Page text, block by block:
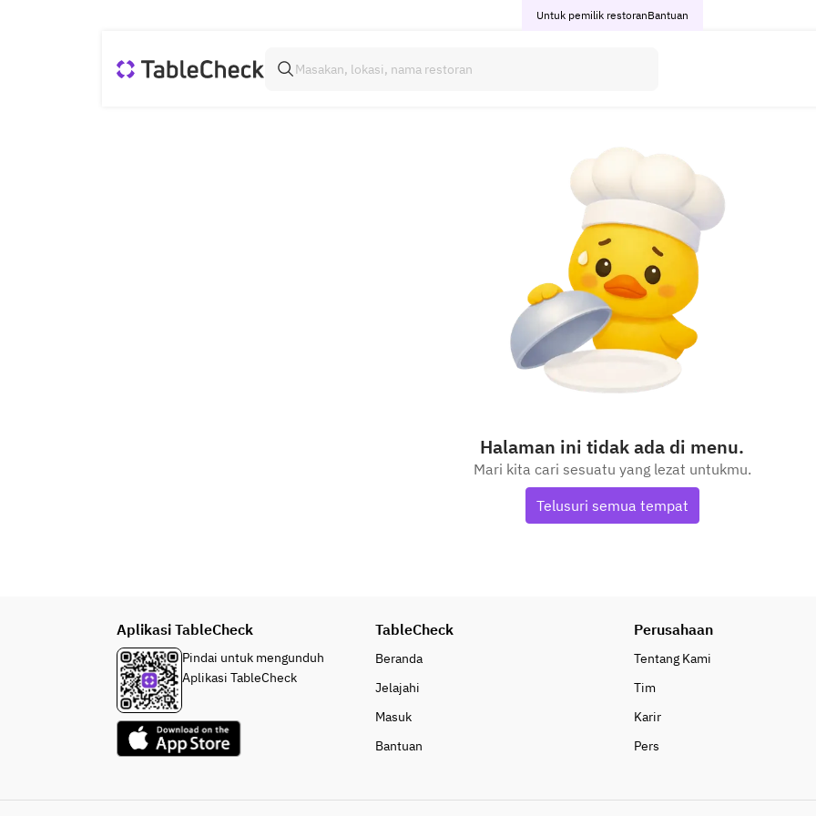
Untuk pemilik restoranBantuan
Halaman ini tidak ada di menu.
Mari kita cari sesuatu yang lezat untukmu.
Telusuri semua tempat
Aplikasi TableCheck
Pindai untuk mengunduh
Aplikasi TableCheck
TableCheck
Beranda
Jelajahi
Masuk
Bantuan
Perusahaan
Tentang Kami
Tim
Karir
Pers